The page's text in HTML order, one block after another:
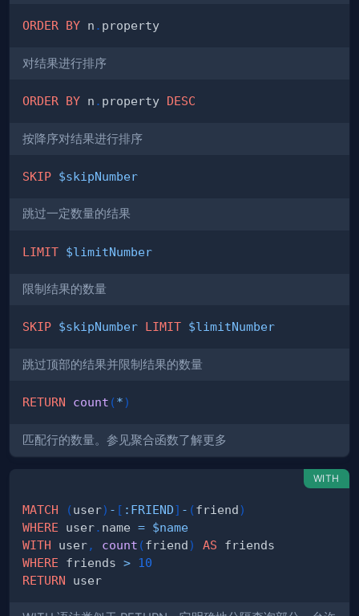
ORDER BY n .
对结果进行排序
ORDER BY n . property DESC
按降序对结果进行排序
SKIP $skipNumber
跳过一定数量的结果
LIMIT $limitNumber
限制结果的数量
SKIP $skipNumber LIMIT $limitNumber
跳过顶部的结果并限制结果的数量
RETURN count (*)
匹配行的数量。参见聚合函数了解更多
WITH
MATCH (user) - [ : FRIEND] - (friend)
WHERE user. name = $name
WITH user, count (friend) AS
WHERE friends > 10
RETURN